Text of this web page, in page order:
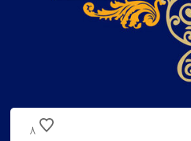
8